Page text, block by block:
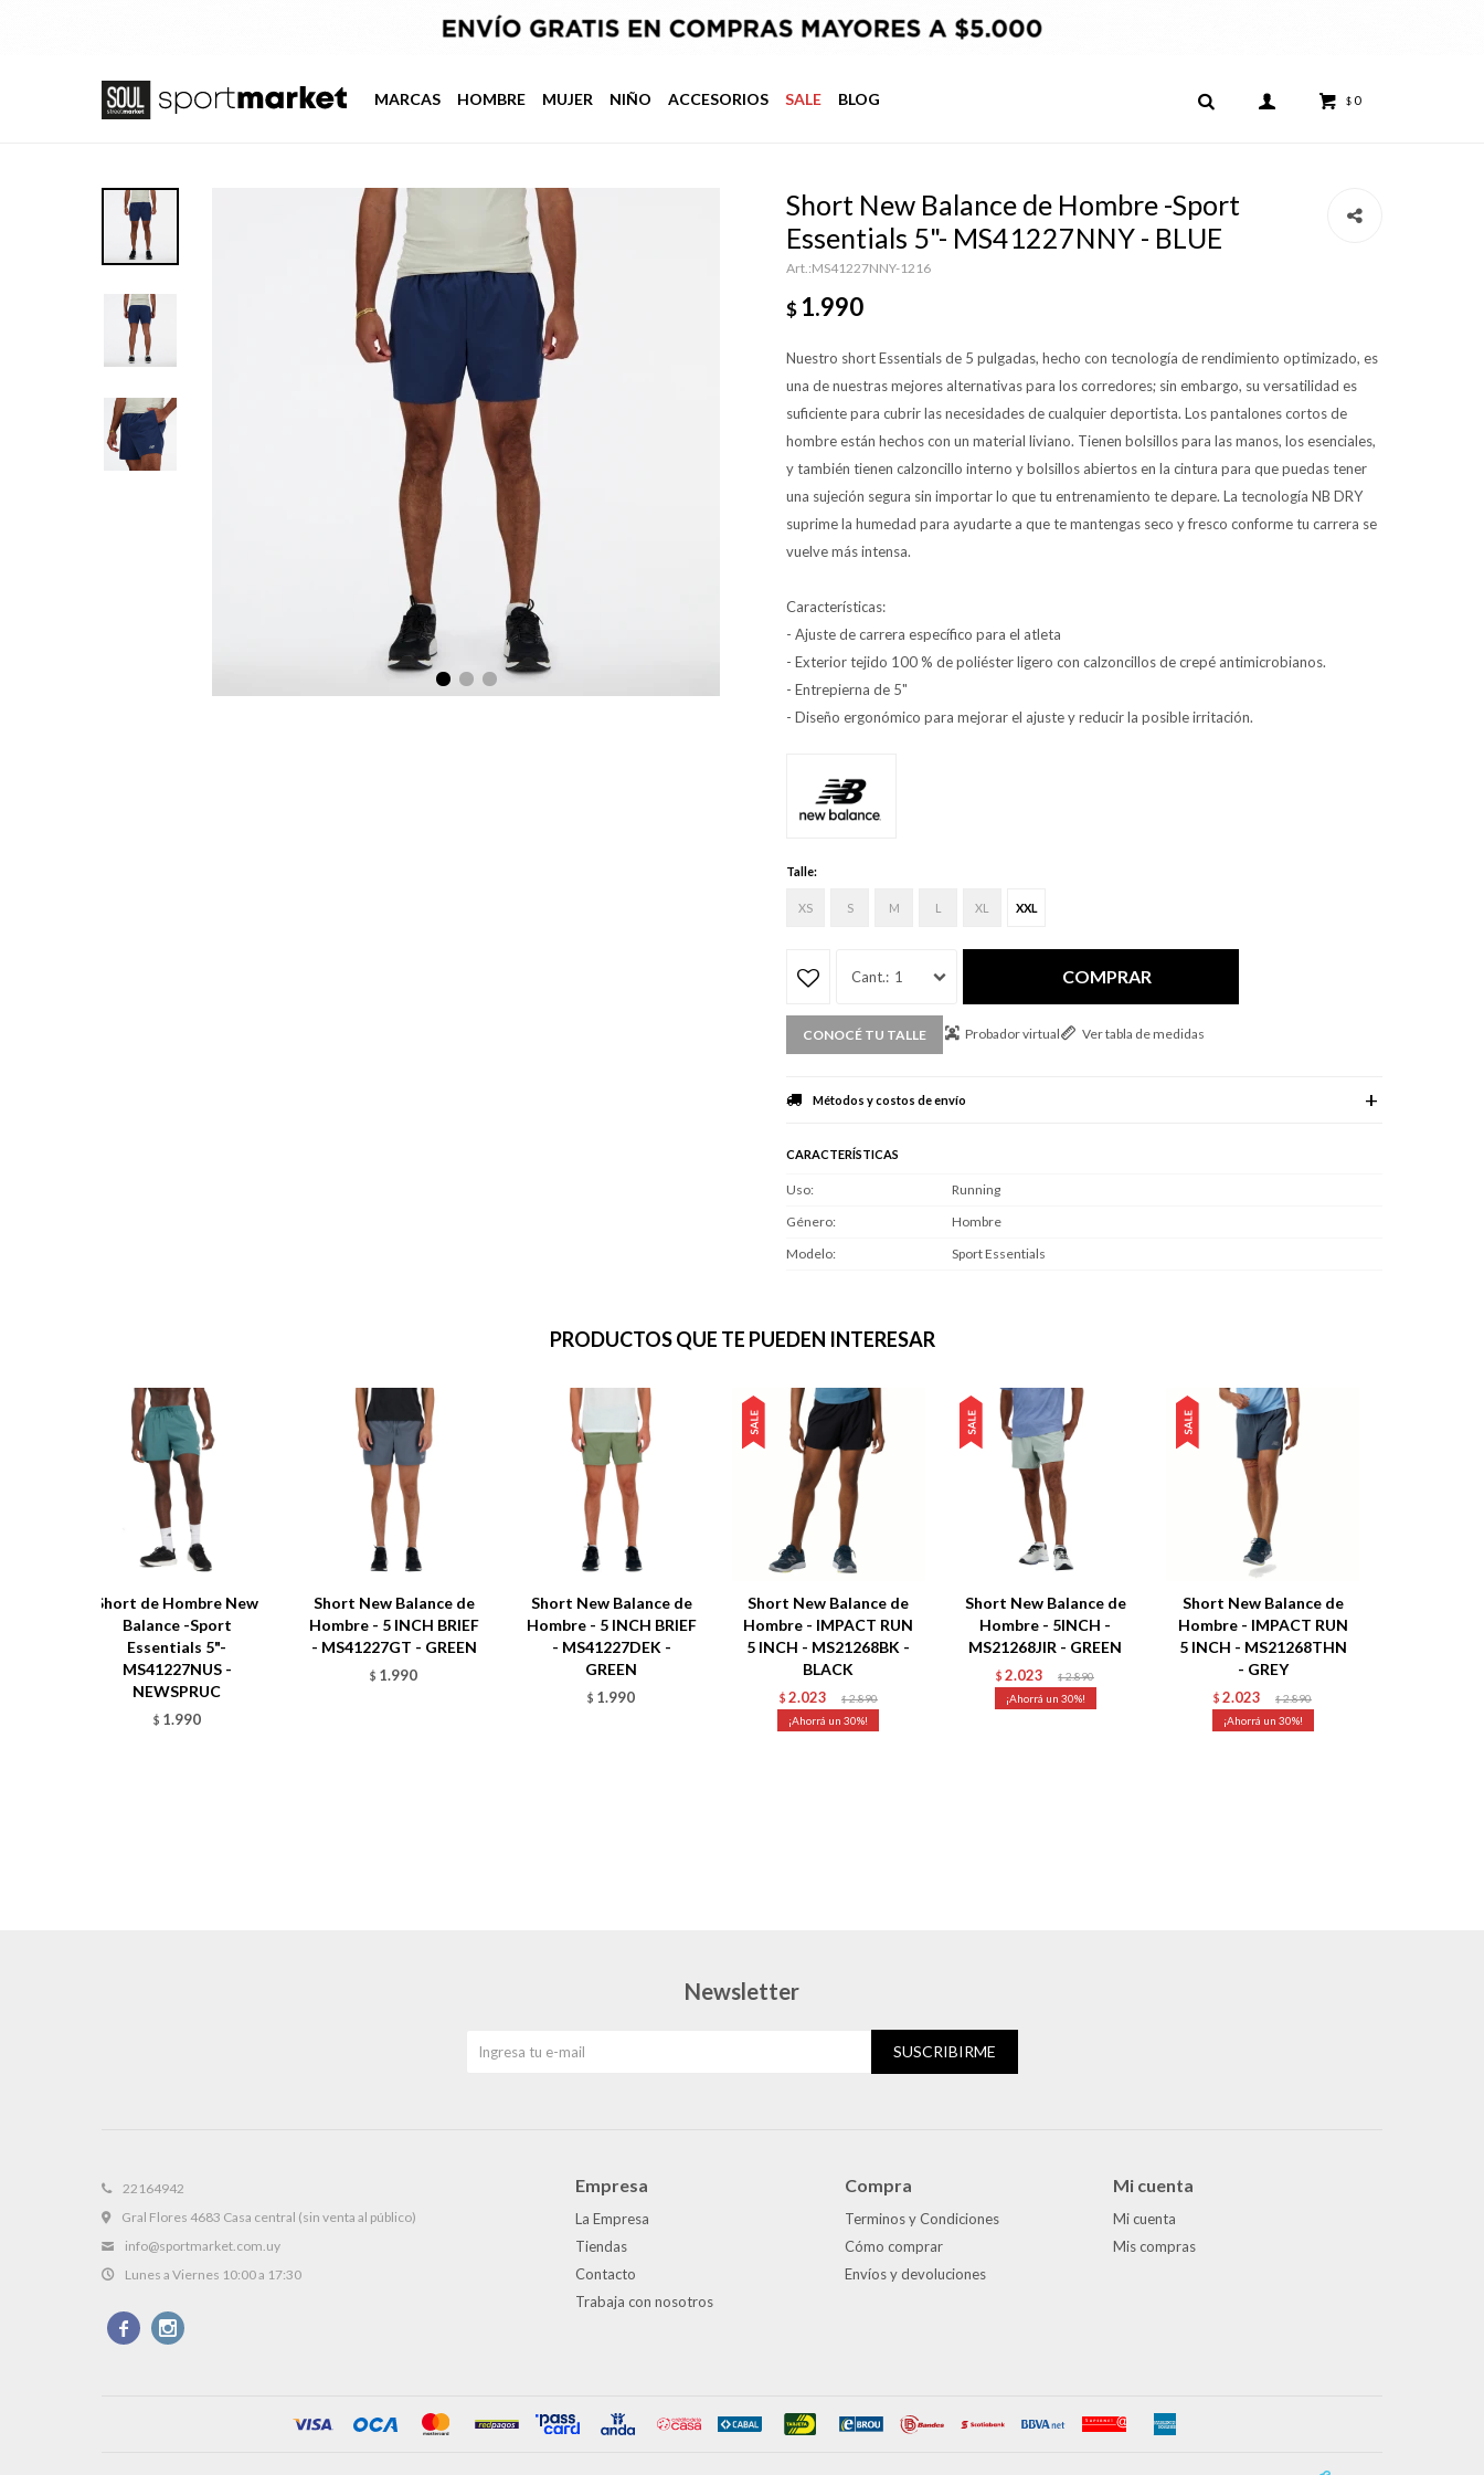
MARCAS HOMBRE MUJER NIÑO ACCESORIOS SALE BLOG $ 0
Short New Balance de Hombre -Sport
Essentials 5"- MS41227NNY - BLUE
MS41227NNY-1216
$ 1.990
Nuestro short Essentials de 5 pulgadas, hecho con tecnología de rendimiento optimizado, es
una de nuestras mejores alternativas para los corredores; sin embargo, su versatilidad es
suficiente para cubrir las necesidades de cualquier deportista. Los pantalones cortos de
hombre están hechos con un material liviano. Tienen bolsillos para las manos, los esenciales,
y también tienen calzoncillo interno y bolsillos abiertos en la cintura para que puedas tener
una sujeción segura sin importar lo que tu entrenamiento te depare. La tecnología NB DRY
suprime la humedad para ayudarte a que te mantengas seco y fresco conforme tu carrera se
vuelve más intensa.
Características:
- Ajuste de carrera específico para el atleta
- Exterior tejido 100 % de poliéster ligero con calzoncillos de crepé antimicrobianos.
- Entrepierna de 5"
- Diseño ergonómico para mejorar el ajuste y reducir la posible irritación.
Talle:
XS S M L XL XXL
1 COMPRAR
CONOCÉ TU TALLE Probador virtual Ver tabla de medidas
Métodos y costos de envío
CARACTERÍSTICAS
Uso
Running
Género
Hombre
Modelo
Sport Essentials
PRODUCTOS QUE TE PUEDEN INTERESAR
Short de Hombre New
Balance -Sport
Essentials 5"-
MS41227NUS -
NEWSPRUC
$ 1.990
Short New Balance de
Hombre - 5 INCH BRIEF
- MS41227GT - GREEN
$ 1.990
Short New Balance de
Hombre - 5 INCH BRIEF
- MS41227DEK -
GREEN
$ 1.990
Short New Balance de
Hombre - IMPACT RUN
5 INCH - MS21268BK -
BLACK
$ 2.023 $ 2.890
30
Short New Balance de
Hombre - 5INCH -
MS21268JIR - GREEN
$ 2.023 $ 2.890
30
Short New Balance de
Hombre - IMPACT RUN
5 INCH - MS21268THN
- GREY
$ 2.023 $ 2.890
30
22164942
Gral Flores 4683 Casa central (sin venta al público)
info@sportmarket.com.uy
Lunes a Viernes 10:00 a 17:30
 
Empresa
La Empresa
Tiendas
Contacto
Trabaja con nosotros
Compra
Terminos y Condiciones
Cómo comprar
Envíos y devoluciones
Mi cuenta
Mi cuenta
Mis compras
Newsletter
SUSCRIBIRME